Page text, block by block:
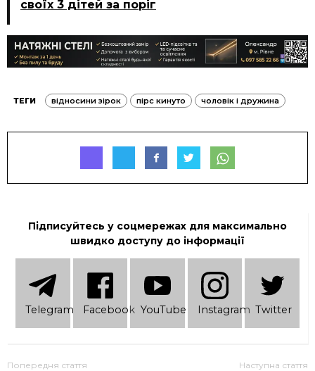
своїх 3 дітей за поріг
ТЕГИ відносини зірок пірс кинуто чоловік і дружина
Підписуйтесь у соцмережах для максимально
швидко доступу до інформації
Telеgram Facebook YouTube Instagram Twitter
Попередня стаття Наступна стаття